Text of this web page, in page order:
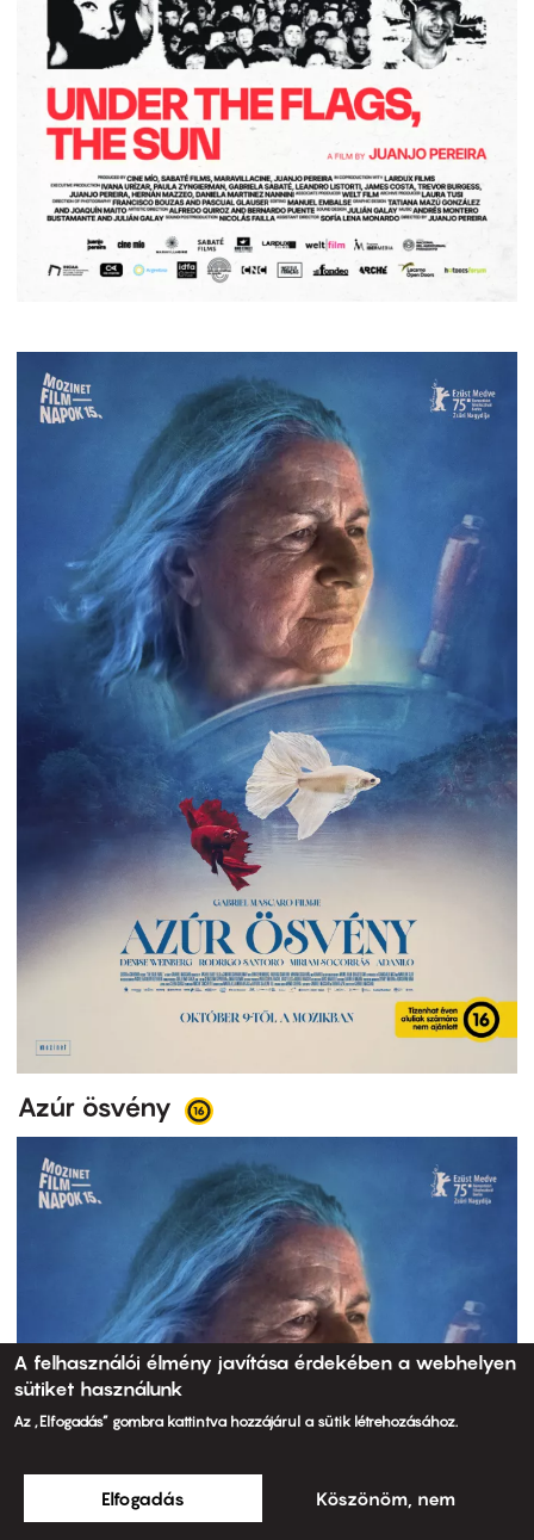
Azúr ösvény
A felhasználói élmény javítása érdekében a webhelyen
sütiket használunk
Az „Elfogadás” gombra kattintva hozzájárul a sütik létrehozásához.
Elfogadás Köszönöm, nem